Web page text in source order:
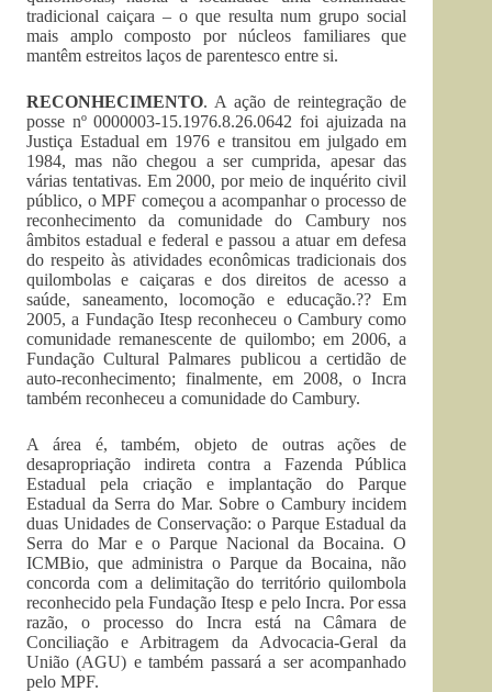
tradicional caiçara – o que resulta num grupo social
mais amplo composto por núcleos familiares que
mantêm estreitos laços de parentesco entre si.
RECONHECIMENTO. A ação de reintegração de
posse nº 0000003-15.1976.8.26.0642 foi ajuizada na
Justiça Estadual em 1976 e transitou em julgado em
1984, mas não chegou a ser cumprida, apesar das
várias tentativas. Em 2000, por meio de inquérito civil
público, o MPF começou a acompanhar o processo de
reconhecimento da comunidade do Cambury nos
âmbitos estadual e federal e passou a atuar em defesa
do respeito às atividades econômicas tradicionais dos
quilombolas e caiçaras e dos direitos de acesso a
saúde, saneamento, locomoção e educação.?? Em
2005, a Fundação Itesp reconheceu o Cambury como
comunidade remanescente de quilombo; em 2006, a
Fundação Cultural Palmares publicou a certidão de
auto-reconhecimento; finalmente, em 2008, o Incra
também reconheceu a comunidade do Cambury.
A área é, também, objeto de outras ações de
desapropriação indireta contra a Fazenda Pública
Estadual pela criação e implantação do Parque
Estadual da Serra do Mar. Sobre o Cambury incidem
duas Unidades de Conservação: o Parque Estadual da
Serra do Mar e o Parque Nacional da Bocaina. O
ICMBio, que administra o Parque da Bocaina, não
concorda com a delimitação do território quilombola
reconhecido pela Fundação Itesp e pelo Incra. Por essa
razão, o processo do Incra está na Câmara de
Conciliação e Arbitragem da Advocacia-Geral da
União (AGU) e também passará a ser acompanhado
pelo MPF.